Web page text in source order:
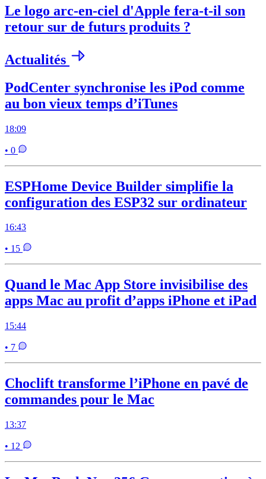
Le logo arc-en-ciel d'Apple fera-t-il son
retour sur de futurs produits ?
Actualités
PodCenter synchronise les iPod comme
au bon vieux temps d’iTunes
18:09
• 0
ESPHome Device Builder simplifie la
configuration des ESP32 sur ordinateur
16:43
• 15
Quand le Mac App Store invisibilise des
apps Mac au profit d’apps iPhone et iPad
15:44
• 7
Choclift transforme l’iPhone en pavé de
commandes pour le Mac
13:37
• 12